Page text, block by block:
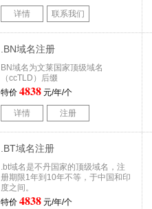
详情 联系我们
.BN域名注册
BN域名为文莱国家顶级域名
（ccTLD）后缀
特价 4838 元/年/个
详情 注册
.BT域名注册
.bt域名是不丹国家的顶级域名，注
册期限1年到10年不等，于中国和印
度之间。
特价 4838 元/年/个